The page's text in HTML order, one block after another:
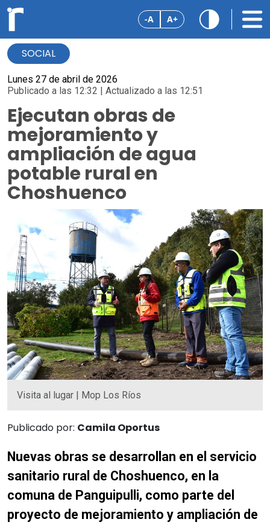
-A A+
SOCIAL
Lunes 27 de abril de 2026
Publicado a las 12:32 | Actualizado a las 12:51
Ejecutan obras de
mejoramiento y
ampliación de agua
potable rural en
Choshuenco
Visita al lugar | Mop Los Ríos
Publicado por: Camila Oportus
Nuevas obras se desarrollan en el servicio
sanitario rural de Choshuenco, en la
comuna de Panguipulli, como parte del
proyecto de mejoramiento y ampliación de